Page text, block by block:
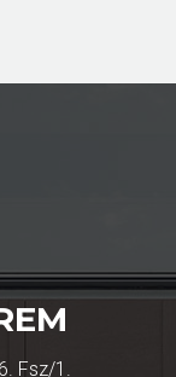
Fsz/1.